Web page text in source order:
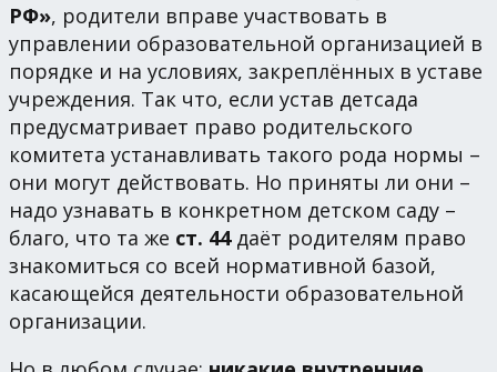
РФ», родители вправе участвовать в
управлении образовательной организацией в
порядке и на условиях, закреплённых в уставе
учреждения. Так что, если устав детсада
предусматривает право родительского
комитета устанавливать такого рода нормы –
они могут действовать. Но приняты ли они –
надо узнавать в конкретном детском саду –
благо, что та же ст. 44даёт родителям право
знакомиться со всей нормативной базой,
касающейся деятельности образовательной
организации.